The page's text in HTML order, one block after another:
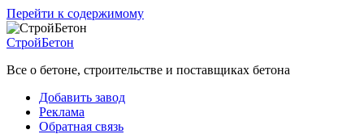
Перейти к содержимому
СтройБетон
Все о бетоне, строительстве и поставщиках бетона
Добавить завод
Реклама
Обратная связь